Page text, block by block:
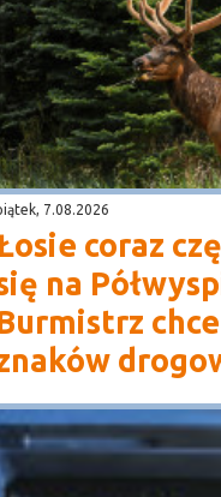
7.08.2026
coraz
na